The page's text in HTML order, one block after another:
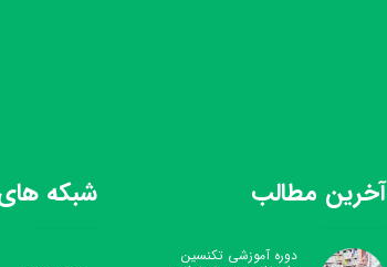
آخرین مطالب
دوره آموزشی تکنسین
شبکه